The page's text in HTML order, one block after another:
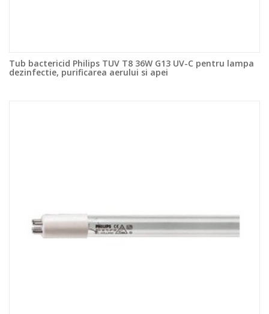
Tub bactericid Philips TUV T8 36W G13 UV-C pentru lampa
dezinfectie, purificarea aerului si apei